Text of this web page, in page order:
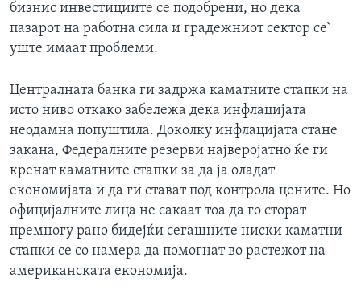
бизнис инвестициите се подобрени, но дека
пазарот на работна сила и градежниот сектор се`
уште имаат проблеми.
Централната банка ги задржа каматните стапки на
исто ниво откако забележа дека инфлацијата
неодамна попуштила. Доколку инфлацијата стане
закана, Федералните резерви најверојатно ќе ги
кренат каматните стапки за да ја оладат
економијата и да ги стават под контрола цените. Но
официјалните лица не сакаат тоа да го сторат
премногу рано бидејќи сегашните ниски каматни
стапки се со намера да помогнат во растежот на
американската економија.